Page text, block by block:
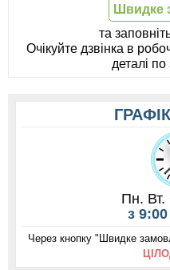
Швидке
та
Очікуйте дзвінка в
деталі
Пн. Вт.
з
Через кнопку "Швидке